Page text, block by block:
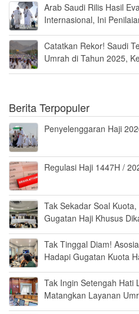
Arab Saudi Rilis Hasil
Internasional, Ini
Catatkan Rekor! Saudi
Umrah di Tahun 2025,
Berita Terpopuler
Penyelenggaran Haji
Regulasi Haji 1447H /
Tak Sekadar Soal
Gugatan Haji Khusus
Tak Tinggal Diam!
Hadapi Gugatan Kuota
Tak Ingin Setengah Hati
Matangkan Layanan